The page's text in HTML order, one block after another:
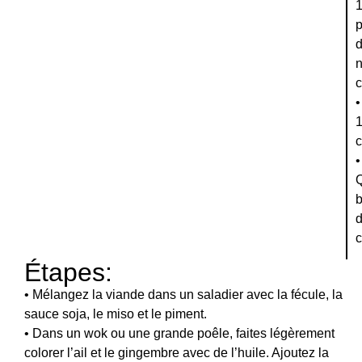
1
•
1
•
Étapes:
• Mélangez la viande dans un saladier avec la fécule, la
sauce soja, le miso et le piment.
• Dans un wok ou une grande poêle, faites légèrement
colorer l’ail et le gingembre avec de l’huile. Ajoutez la